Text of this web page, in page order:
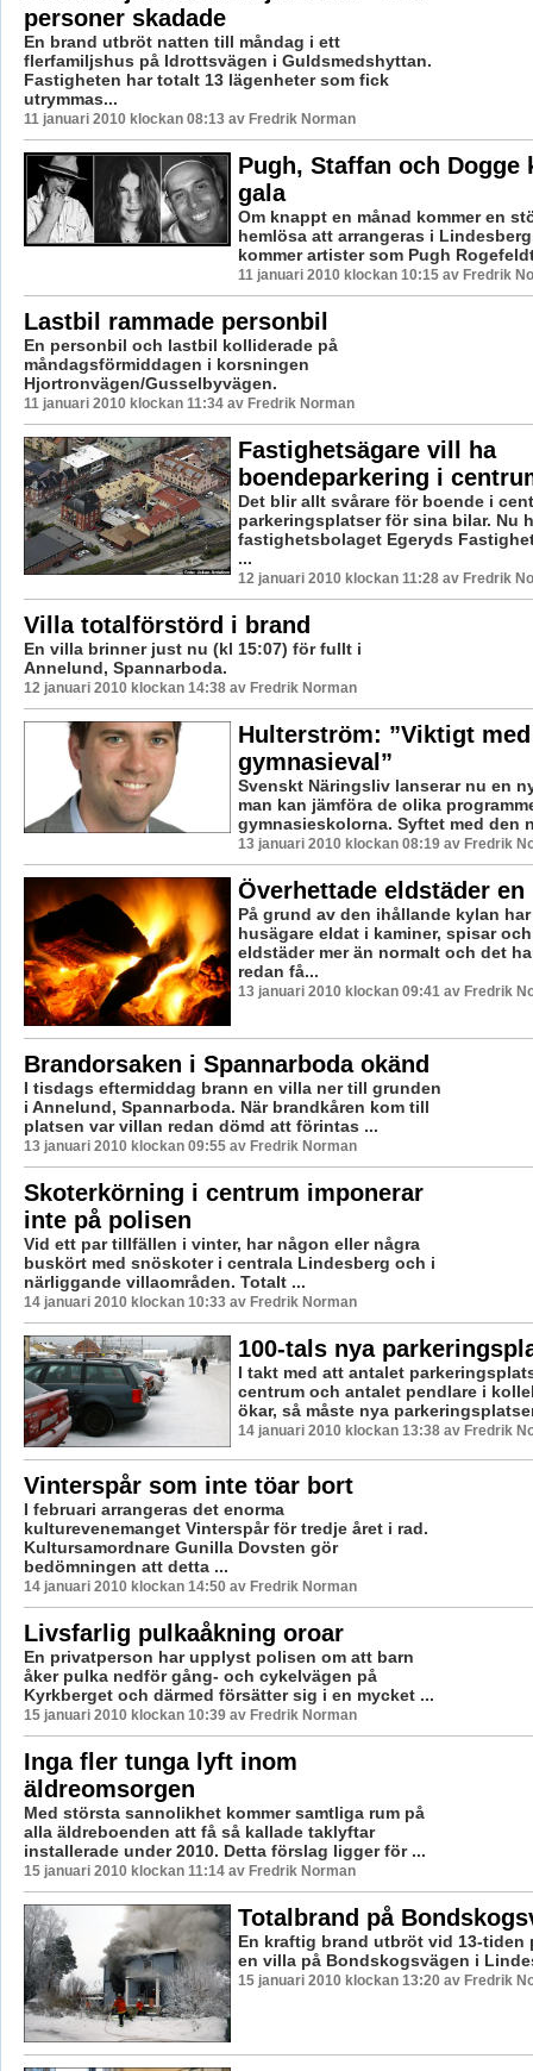
personer skadade
En brand utbröt natten till måndag i ett
flerfamiljshus på Idrottsvägen i Guldsmedshyttan.
Fastigheten har totalt 13 lägenheter som fick
utrymmas...
11 januari 2010 klockan 08:13 av Fredrik Norman
Pugh, Staffan och Dogge
gala
Om knappt en månad kommer en
hemlösa att arrangeras i
kommer artister som Pugh
11 januari 2010 klockan 10:15 av Fredrik
Lastbil rammade personbil
En personbil och lastbil kolliderade på
måndagsförmiddagen i korsningen
Hjortronvägen/Gusselbyvägen.
11 januari 2010 klockan 11:34 av Fredrik Norman
Fastighetsägare vill ha
boendeparkering i
Det blir allt svårare för boende i
parkeringsplatser för sina bilar. Nu
fastighetsbolaget Egeryds
...
12 januari 2010 klockan 11:28 av Fredrik
Villa totalförstörd i brand
En villa brinner just nu (kl 15:07) för fullt i
Annelund, Spannarboda.
12 januari 2010 klockan 14:38 av Fredrik Norman
Hulterström: ”Viktigt
gymnasieval”
Svenskt Näringsliv lanserar nu en
man kan jämföra de olika
gymnasieskolorna. Syftet med den
13 januari 2010 klockan 08:19 av Fredrik
Överhettade eldstäder
På grund av den ihållande kylan
husägare eldat i kaminer, spisar
eldstäder mer än normalt och det
redan få...
13 januari 2010 klockan 09:41 av Fredrik
Brandorsaken i Spannarboda okänd
I tisdags eftermiddag brann en villa ner till grunden
i Annelund, Spannarboda. När brandkåren kom till
platsen var villan redan dömd att förintas ...
13 januari 2010 klockan 09:55 av Fredrik Norman
Skoterkörning i centrum imponerar
inte på polisen
Vid ett par tillfällen i vinter, har någon eller några
buskört med snöskoter i centrala Lindesberg och i
närliggande villaområden. Totalt ...
14 januari 2010 klockan 10:33 av Fredrik Norman
100-tals nya
I takt med att antalet
centrum och antalet pendlare i
ökar, så måste nya
14 januari 2010 klockan 13:38 av Fredrik
Vinterspår som inte töar bort
I februari arrangeras det enorma
kulturevenemanget Vinterspår för tredje året i rad.
Kultursamordnare Gunilla Dovsten gör
bedömningen att detta ...
14 januari 2010 klockan 14:50 av Fredrik Norman
Livsfarlig pulkaåkning oroar
En privatperson har upplyst polisen om att barn
åker pulka nedför gång- och cykelvägen på
Kyrkberget och därmed försätter sig i en mycket ...
15 januari 2010 klockan 10:39 av Fredrik Norman
Inga fler tunga lyft inom
äldreomsorgen
Med största sannolikhet kommer samtliga rum på
alla äldreboenden att få så kallade taklyftar
installerade under 2010. Detta förslag ligger för ...
15 januari 2010 klockan 11:14 av Fredrik Norman
Totalbrand på
En kraftig brand utbröt vid 13-tiden
en villa på Bondskogsvägen i
15 januari 2010 klockan 13:20 av Fredrik